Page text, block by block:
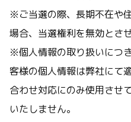
※ご当選の際、長期不在や
場合、当選権利を無効とさ
※個人情報の取り扱いにつ
客様の個人情報は弊社にて
合わせ対応にのみ使用させ
いたしません。